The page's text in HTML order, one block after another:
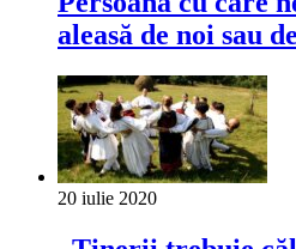
aleasă de noi sau
20 iulie 2020